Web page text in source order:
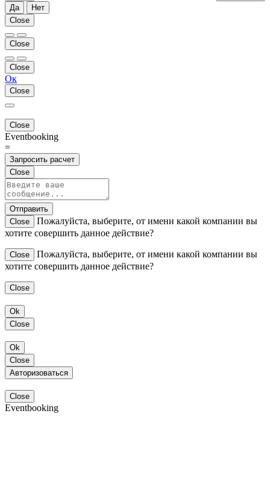
Да
Нет
Close
Close
Close
Ок
Close
Close
Eventbooking
=
Запросить расчет
Close
Отправить
Close
Пожалуйста, выберите, от имени какой компании вы
хотите совершить данное действие?
Close
Пожалуйста, выберите, от имени какой компании вы
хотите совершить данное действие?
Close
Ok
Close
Ok
Close
Авторизоваться
Close
Eventbooking